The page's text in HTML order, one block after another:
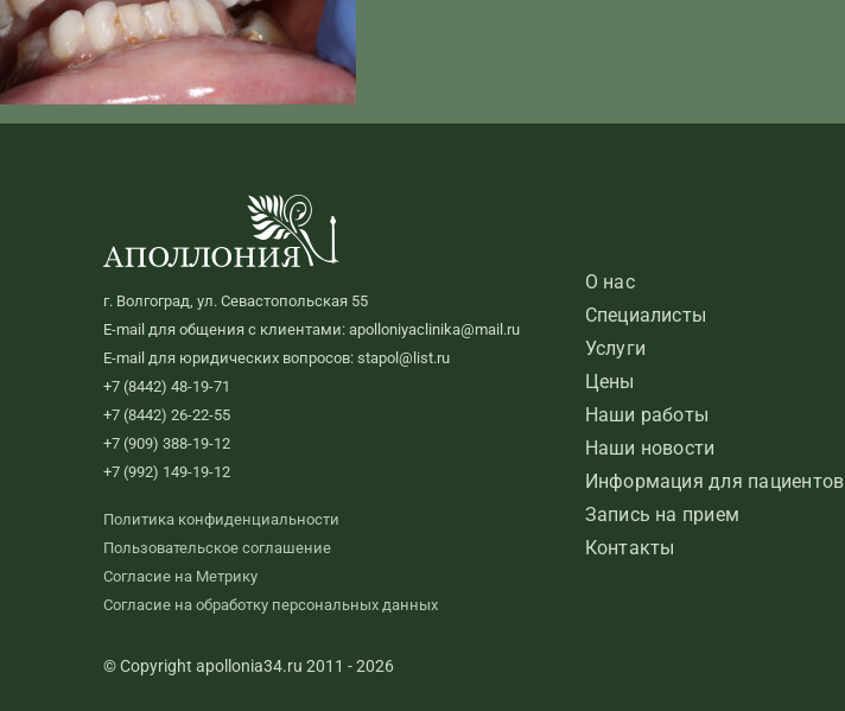
г. Волгоград, ул. Севастопольская 55
E-mail для общения с клиентами: apolloniyaclinika@mail.ru
E-mail для юридических вопросов: stapol@list.ru
+7 (8442) 48-19-71
+7 (8442) 26-22-55
+7 (909) 388-19-12
+7 (992) 149-19-12
Политика конфиденциальности
Пользовательское соглашение
Согласие на Метрику
Согласие на обработку персональных данных
© Copyright apollonia34.ru 2011 - 2026
О нас
Специалисты
Услуги
Цены
Наши работы
Наши новости
Информация для пациентов
Запись на прием
Контакты